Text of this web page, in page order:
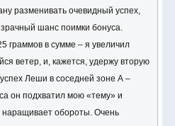
разменивать очевидный успех,
шанс поимки бонуса.
граммов в сумме – я увеличил
ветер, и, кажется, удержу вторую
Леши в соседней зоне А –
он подхватил мою «тему» и
наращивает обороты. Очень